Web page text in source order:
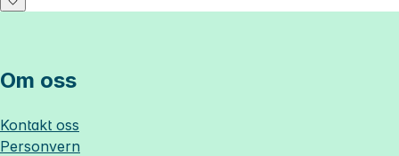
Om oss
Kontakt oss
Personvern